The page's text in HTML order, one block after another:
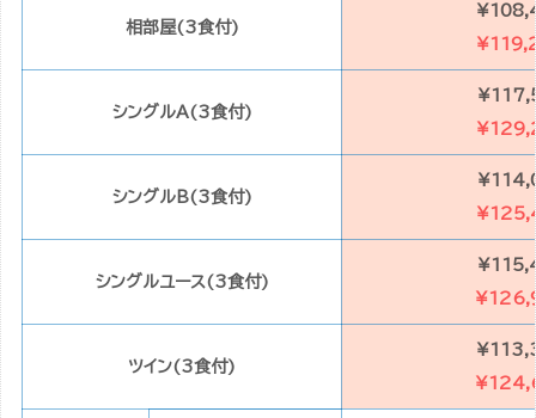
相部屋(3食付)
シングルA(3食付)
シングルB(3食付)
シングルユース(3食付)
ツイン(3食付)